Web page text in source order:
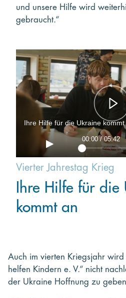
und unsere Hilfe wird
gebraucht.“
Ihre Hilfe für die Ukraine kommt
00:00 / 05:42
Vierter Jahrestag Krieg
Ihre Hilfe für die
kommt an
Auch im vierten Kriegsjahr wird
helfen Kindern e. V.“ nicht
der Ukraine Hoffnung zu